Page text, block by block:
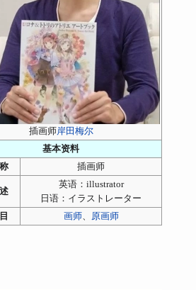
插画师岸田梅尔
基本资料
插画师
英语： illustrator
日语： イラストレーター
画师、 原画师